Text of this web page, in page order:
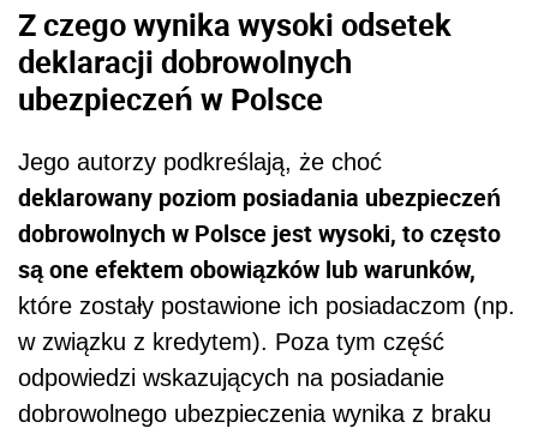
Z czego wynika wysoki odsetek
deklaracji dobrowolnych
ubezpieczeń w Polsce
Jego autorzy podkreślają, że choć
deklarowany poziom posiadania ubezpieczeń
dobrowolnych w Polsce jest wysoki, to często
są one efektem obowiązków lub warunków,
które zostały postawione ich posiadaczom (np.
w związku z kredytem). Poza tym część
odpowiedzi wskazujących na posiadanie
dobrowolnego ubezpieczenia wynika z braku